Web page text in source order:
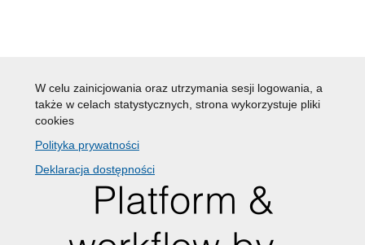
W celu zainicjowania oraz utrzymania sesji logowania, a
także w celach statystycznych, strona wykorzystuje pliki
cookies
Polityka prywatności
Deklaracja dostępności